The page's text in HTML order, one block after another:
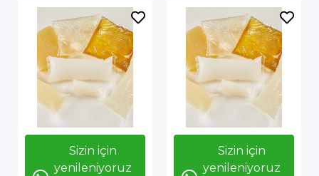
Sizin için
yenileniyoruz
Sizin için
yenileniyoruz